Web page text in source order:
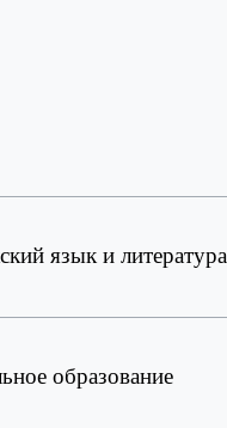
язык и литература
образование